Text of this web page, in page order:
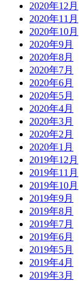
2020年12月
2020年11月
2020年10月
2020年9月
2020年8月
2020年7月
2020年6月
2020年5月
2020年4月
2020年3月
2020年2月
2020年1月
2019年12月
2019年11月
2019年10月
2019年9月
2019年8月
2019年7月
2019年6月
2019年5月
2019年4月
2019年3月